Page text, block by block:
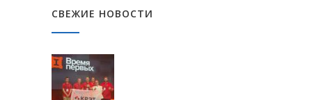
СВЕЖИЕ НОВОСТИ